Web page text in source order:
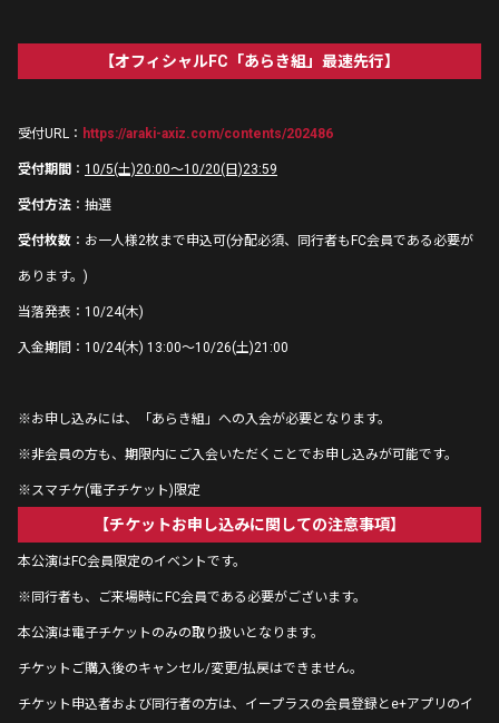
【オフィシャルFC「あらき組」最速先行】
受付URL： https://araki-axiz.com/contents/202486
受付期間 ： 10/5(土)20:00～10/20(日)23:59
受付方法 ：抽選
受付枚数 ：お一人様2枚まで申込可(分配必須、同行者もFC会員である必要が
あります。)
当落発表：10/24(木)
入金期間：10/24(木) 13:00〜10/26(土)21:00
※お申し込みには、「あらき組」への入会が必要となります。
※非会員の方も、期限内にご入会いただくことでお申し込みが可能です。
※スマチケ(電子チケット)限定
【チケットお申し込みに関しての注意事項】
本公演はFC会員限定のイベントです。
※同行者も、ご来場時にFC会員である必要がございます。
本公演は電子チケットのみの取り扱いとなります。
チケットご購入後のキャンセル/変更/払戻はできません。
チケット申込者および同行者の方は、イープラスの会員登録とe+アプリのイ